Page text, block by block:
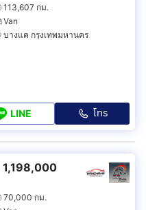
113,607 กม.
Van
บางแค กรุงเทพมหานคร
LINE โทร
1,198,000
70,000 กม.